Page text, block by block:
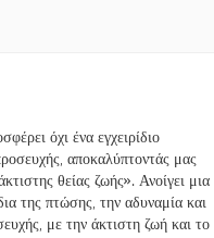
όχι ένα εγχειρίδιο
αποκαλύπτοντάς μας
θείας ζωής». Ανοίγει μια
της πτώσης, την αδυναμία και
με την άκτιστη ζωή και το